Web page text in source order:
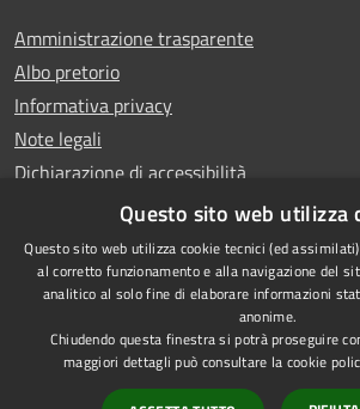
Amministrazione trasparente
Albo pretorio
Informativa privacy
Note legali
Dichiarazione di accessibilità
Whistleblowing
Accessibilità
Questo sito web utilizza
Questo sito web utilizza cookie tecnici (ed
al corretto funzionamento e alla navigazione del
analitico al solo fine di elaborare informazioni
anonime.
Chiudendo questa finestra si potrà proseguire
maggiori dettagli può consultare la cookie